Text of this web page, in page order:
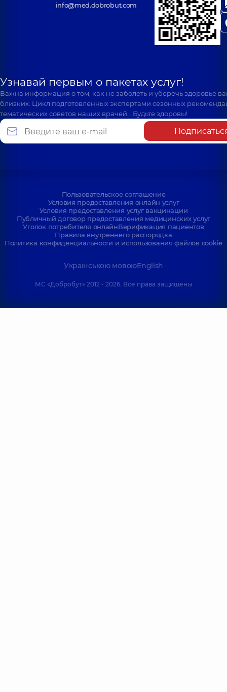
info@med.dobrobut.com
Узнавай первым о пакетах услуг!
Важна информация о том, как не заболеть и уберечь здоровье
близких. Цикл подготовленных экспертами сезонных
тематических советов наших врачей… Будьте здоровы!
Пользовательское соглашение
Условия предоставления онлайн услуг
Условия предоставления услуг вакцинации
Публичный договор предоставления медицинских услуг
Уголок потребителя онлайнВерификация пациентов
Правила внутреннего распорядка
Политика конфиденциальности и использования файлов cookie
Українською мовоюEnglish
МС «Добробут» 2012 - 2026. Все права защищены